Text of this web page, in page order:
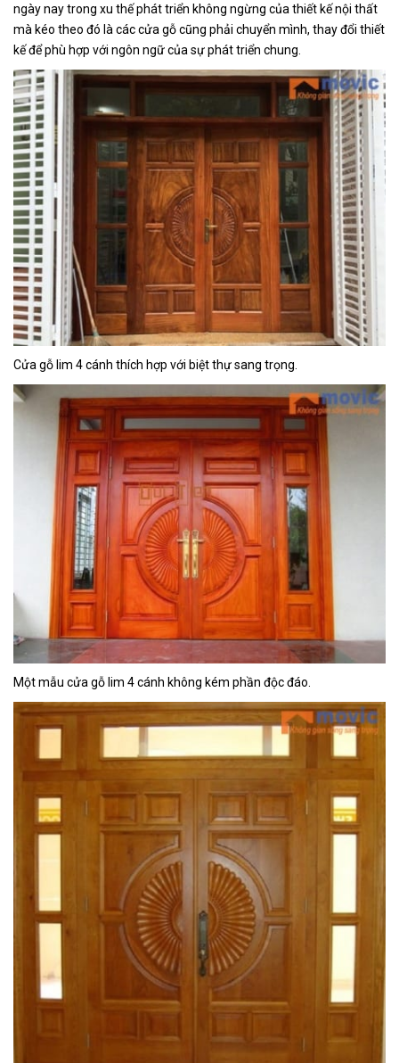
ngày nay trong xu thế phát triển không ngừng của thiết kế nội thất
mà kéo theo đó là các cửa gỗ cũng phải chuyển mình, thay đổi thiết
kế để phù hợp với ngôn ngữ của sự phát triển chung.
Cửa gỗ lim 4 cánh thích hợp với biệt thự sang trọng.
Một mẫu cửa gỗ lim 4 cánh không kém phần độc đáo.